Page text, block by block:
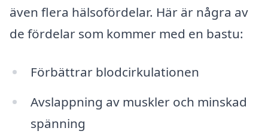
även flera hälsofördelar. Här är några av
de fördelar som kommer med en bastu:
Förbättrar blodcirkulationen
Avslappning av muskler och minskad
spänning